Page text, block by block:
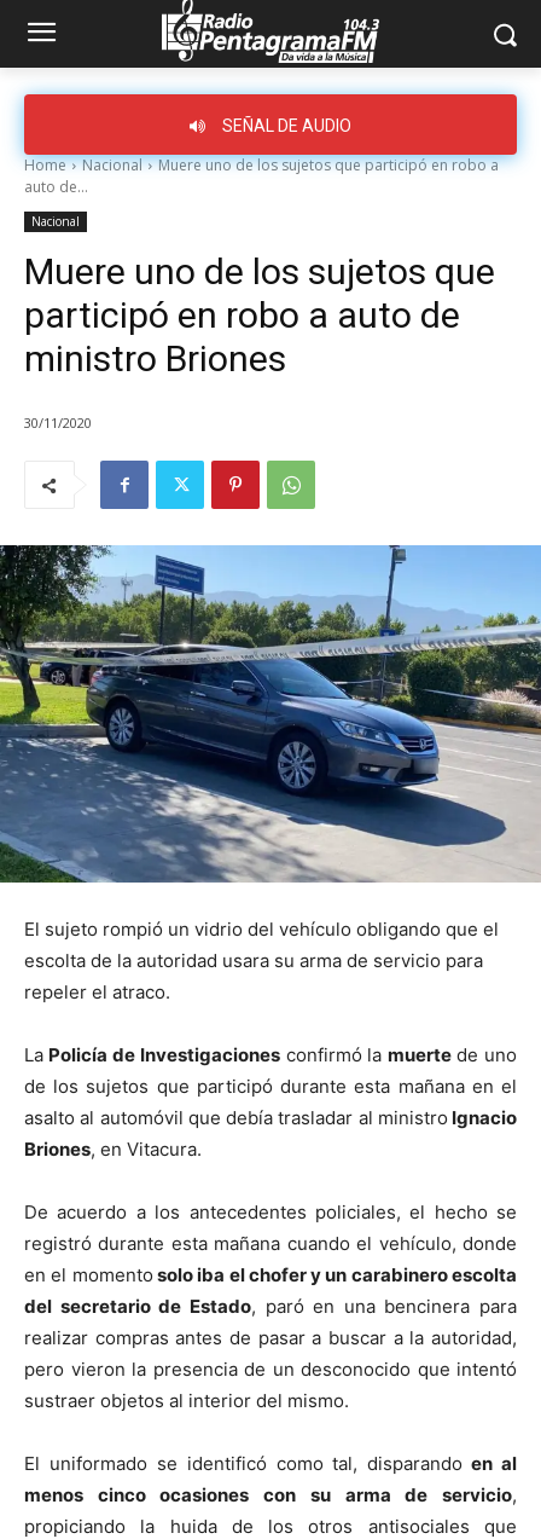
SEÑAL DE AUDIO
Home Nacional
Muere uno de los sujetos que participó en robo a
auto de...
Nacional
Muere uno de los sujetos que
participó en robo a auto de
ministro Briones
30/11/2020
El sujeto rompió un vidrio del vehículo obligando que el
escolta de la autoridad usara su arma de servicio para
repeler el atraco.
La Policía de Investigacionesconfirmó lamuertede uno
de los sujetos que participó durante esta mañana en el
asalto al automóvil que debía trasladar al ministro Ignacio
Briones, en Vitacura.
De acuerdo a los antecedentes policiales, el hecho se
registró durante esta mañana cuando el vehículo, donde
en el momento solo iba el chofer y un carabinero escolta
del secretario de Estado, paró en una bencinera para
realizar compras antes de pasar a buscar a la autoridad,
pero vieron la presencia de un desconocido que intentó
sustraer objetos al interior del mismo.
El uniformado se identificó como tal, disparando en al
menos cinco ocasiones con su arma de servicio,
propiciando la huida de los otros antisociales que